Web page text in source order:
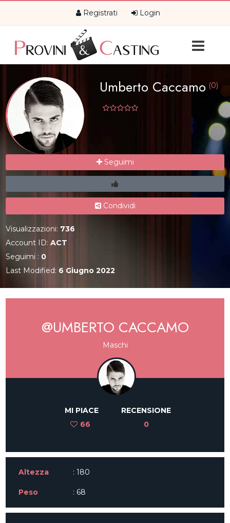
Registrati Login
Umberto Caccamo (0)
Seguimi
Condividi
Visualizzazioni: 736
Account ID:ACT
Seguimi : 0
Last Modified: 6 Giugno 2022
@UMBERTO CACCAMO
Maschi
MI PIACE
66
RECENSIONE
0
Altezza : 180
Peso : 68